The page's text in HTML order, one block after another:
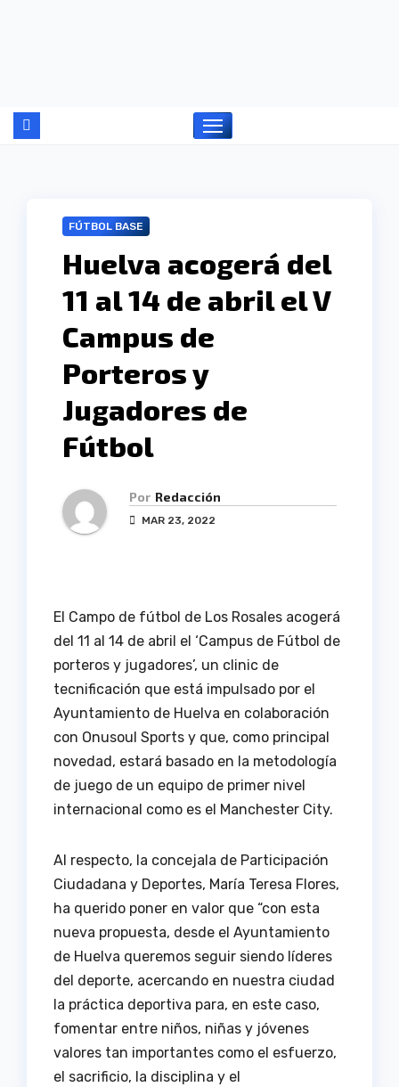
FÚTBOL BASE
Huelva acogerá del
11 al 14 de abril el V
Campus de
Porteros y
Jugadores de
Fútbol
Por Redacción
MAR 23, 2022
El Campo de fútbol de Los Rosales acogerá
del 11 al 14 de abril el ‘Campus de Fútbol de
porteros y jugadores’, un clinic de
tecnificación que está impulsado por el
Ayuntamiento de Huelva en colaboración
con Onusoul Sports y que, como principal
novedad, estará basado en la metodología
de juego de un equipo de primer nivel
internacional como es el Manchester City.
Al respecto, la concejala de Participación
Ciudadana y Deportes, María Teresa Flores,
ha querido poner en valor que “con esta
nueva propuesta, desde el Ayuntamiento
de Huelva queremos seguir siendo líderes
del deporte, acercando en nuestra ciudad
la práctica deportiva para, en este caso,
fomentar entre niños, niñas y jóvenes
valores tan importantes como el esfuerzo,
el sacrificio, la disciplina y el